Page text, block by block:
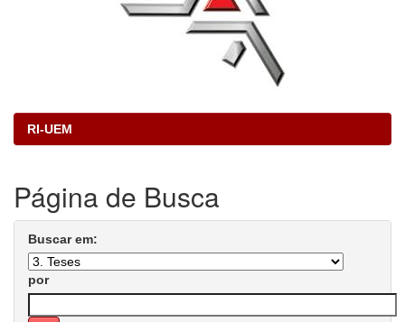
RI-UEM
Página de Busca
Buscar em:
por